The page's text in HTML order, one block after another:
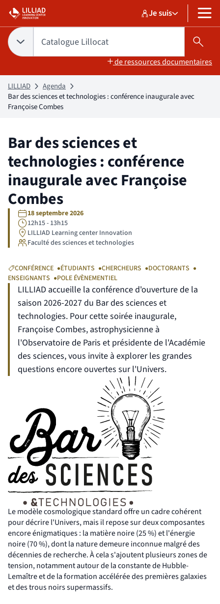
Aller
contenu
Aller
pied
de
page
Sélectionner un
Catalogue
sélectionné
Je suis MENU
Choix du périmètre de recherche :
CATALOGUE LILLOCAT
sélectionnéTapez votre recherche pour rechercher dans :
Catalogue Lillocat
de ressources documentaires
LILLIAD
Agenda
Bar des sciences et technologies : conférence inaugurale avec
Françoise Combes
Bar des sciences et
technologies : conférence
inaugurale avec Françoise
Combes
18 septembre 2026
12h15 - 13h15
LieuLILLIAD Learning center Innovation
Organisé par
Faculté des sciences et technologies
CONFÉRENCE ÉTUDIANTS CHERCHEURS
DOCTORANTS
ENSEIGNANTS
POLE ÉVÈNEMENTIEL
LILLIAD accueille la conférence d'ouverture de la
saison 2026-2027 du Bar des sciences et
technologies. Pour cette soirée inaugurale,
Françoise Combes, astrophysicienne à
l'Observatoire de Paris et présidente de l'Académie
des sciences, vous invite à explorer les grandes
questions encore ouvertes sur l'Univers.
Le modèle cosmologique standard offre un cadre cohérent
pour décrire l'Univers, mais il repose sur deux composantes
encore énigmatiques : la matière noire (25 %) et l'énergie
noire (70 %), dont la nature demeure inconnue malgré des
décennies de recherche. À cela s'ajoutent plusieurs zones de
tension, notamment autour de la constante de Hubble-
Lemaître et de la formation accélérée des premières galaxies
et des trous noirs supermassifs.